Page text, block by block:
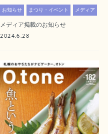
お知らせ まつり・イベント メディア
メディア掲載のお知らせ
2024.6.28